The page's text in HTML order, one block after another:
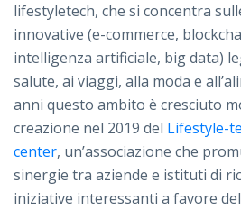
lifestyletech, che si concentra
innovative (e-commerce,
intelligenza artificiale, big data)
salute, ai viaggi, alla moda e
anni questo ambito è cresciuto
creazione nel 2019 del Lifestyle-
center, un’associazione che
sinergie tra aziende e istituti di
iniziative interessanti a favore